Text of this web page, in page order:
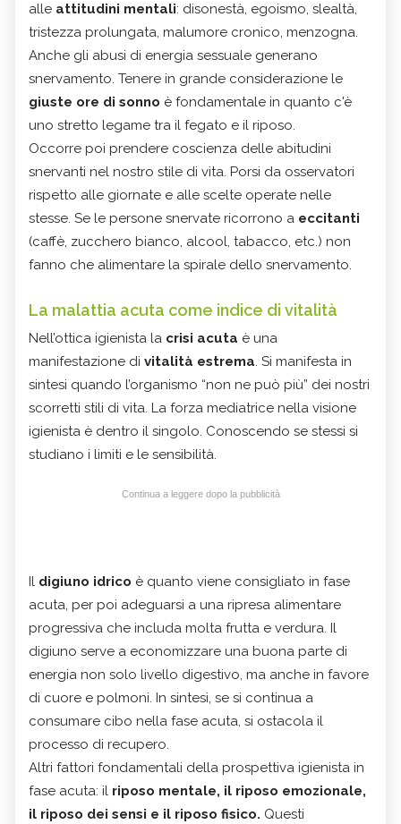
alle attitudini mentali: disonestà, egoismo, slealtà,
tristezza prolungata, malumore cronico, menzogna.
Anche gli abusi di energia sessuale generano
snervamento. Tenere in grande considerazione le
giuste ore di sonno è fondamentale in quanto c'è
uno stretto legame tra il fegato e il riposo.
Occorre poi prendere coscienza delle abitudini
snervanti nel nostro stile di vita. Porsi da osservatori
rispetto alle giornate e alle scelte operate nelle
stesse. Se le persone snervate ricorrono a eccitanti
(caffè, zucchero bianco, alcool, tabacco, etc.) non
fanno che alimentare la spirale dello snervamento.
La malattia acuta come indice di vitalità
Nell’ottica igienista la crisi acuta è una
manifestazione di vitalità estrema. Si manifesta in
sintesi quando l’organismo “non ne può più” dei nostri
scorretti stili di vita. La forza mediatrice nella visione
igienista è dentro il singolo. Conoscendo se stessi si
studiano i limiti e le sensibilità.
Continua a leggere dopo la pubblicità
Il digiuno idrico è quanto viene consigliato in fase
acuta, per poi adeguarsi a una ripresa alimentare
progressiva che includa molta frutta e verdura. Il
digiuno serve a economizzare una buona parte di
energia non solo livello digestivo, ma anche in favore
di cuore e polmoni. In sintesi, se si continua a
consumare cibo nella fase acuta, si ostacola il
processo di recupero.
Altri fattori fondamentali della prospettiva igienista in
fase acuta: il riposo mentale, il riposo emozionale,
il riposo dei sensi e il riposo fisico. Questi